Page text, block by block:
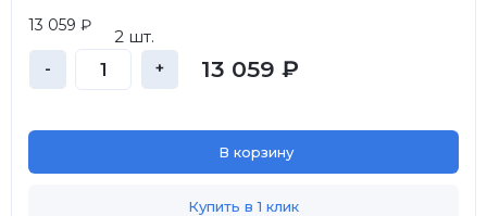
13 059 ₽
2 шт.
- + 13 059 ₽
В корзину
Купить в 1 клик